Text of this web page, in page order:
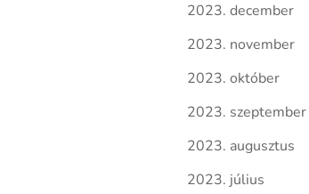
2023. december
2023. november
2023. október
2023. szeptember
2023. augusztus
2023. július